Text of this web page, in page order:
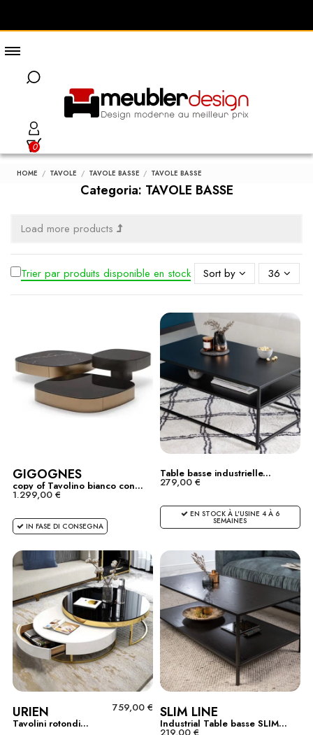
0
HOME TAVOLE TAVOLE BASSE TAVOLE BASSE
Categoria: TAVOLE BASSE
Load more products
Trier par produits disponible en stock Sort by 36
GIGOGNES
copy of Tavolino bianco con...
1.299,00 €
IN FASE DI CONSEGNA
Table basse industrielle...
279,00 €
EN STOCK À L'USINE 4 À 6
SEMAINES
URIEN
Tavolini rotondi...
759,00 € SLIM LINE
Industrial Table basse SLIM...
219,00 €